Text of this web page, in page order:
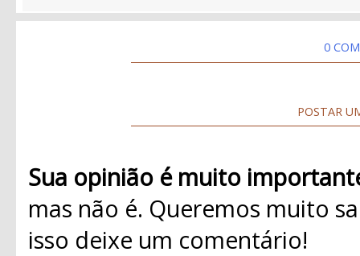
0
POSTAR
Sua opinião é muito
mas não é. Queremos muito
isso deixe um comentário!